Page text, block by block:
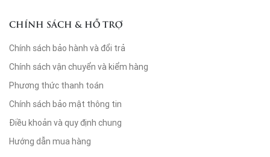
CHÍNH SÁCH & HỖ TRỢ
Chính sách bảo hành và đổi trả
Chính sách vận chuyển và kiểm hàng
Phương thức thanh toán
Chính sách bảo mật thông tin
Điều khoản và quy định chung
Hướng dẫn mua hàng